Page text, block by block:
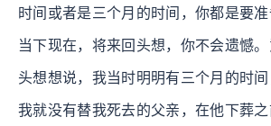
时间或者是三个月的时间，你都是要
当下现在，将来回头想，你不会遗憾
头想想说，我当时明明有三个月的时
我就没有替我死去的父亲，在他下葬之